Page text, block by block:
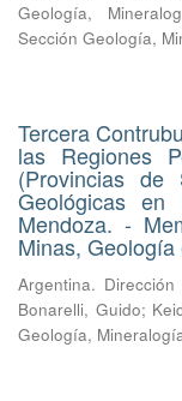
Geología,
Sección Geología,
Tercera
las Regiones
(Provincias
Geológicas
Mendoza. -
Minas,
Argentina.
Bonarelli, Guido;
Geología,